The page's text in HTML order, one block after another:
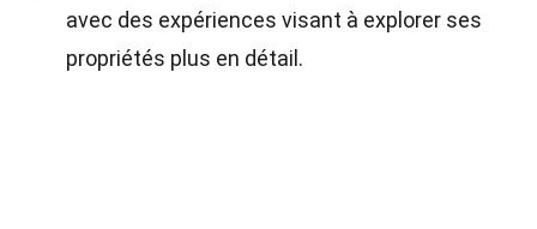
avec des expériences visant à explorer ses
propriétés plus en détail.